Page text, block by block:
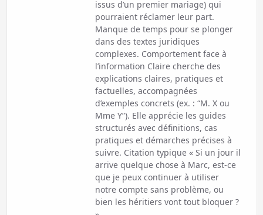
issus d’un premier mariage) qui
pourraient réclamer leur part.
Manque de temps pour se plonger
dans des textes juridiques
complexes. Comportement face à
l’information Claire cherche des
explications claires, pratiques et
factuelles, accompagnées
d’exemples concrets (ex. : “M. X ou
Mme Y”). Elle apprécie les guides
structurés avec définitions, cas
pratiques et démarches précises à
suivre. Citation typique « Si un jour il
arrive quelque chose à Marc, est-ce
que je peux continuer à utiliser
notre compte sans problème, ou
bien les héritiers vont tout bloquer ?